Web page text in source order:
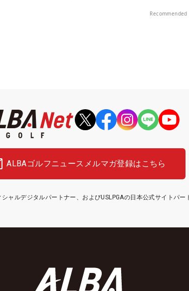
Recommended
ALBAゴルフニュース メルマガ登録はこちら
ャルデジタルパートナー、およびUSLPGAの日本公式サイトパー